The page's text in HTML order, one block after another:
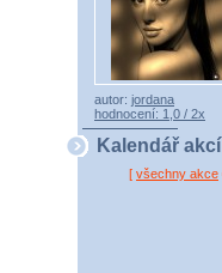
autor: jordana
hodnocení: 1,0 / 2x
Kalendář akcí
[ všechny akce